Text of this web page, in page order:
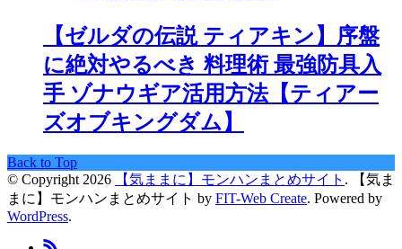
【ゼルダの伝説 ティアキン】序盤
に絶対やるべき 料理術 最強防具入
手 ゾナウギア活用方法【ティアー
ズオブキングダム】
Back to Top
© Copyright 2026
【気ままに】モンハンまとめサイト .
【気ま
まに】モンハンまとめサイト by FIT-Web Create. Powered by
WordPress.